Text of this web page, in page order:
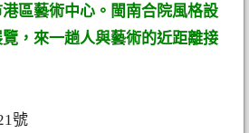
港區藝術中心。閩南合院風格設
，來一趟人與藝術的近距離接
號